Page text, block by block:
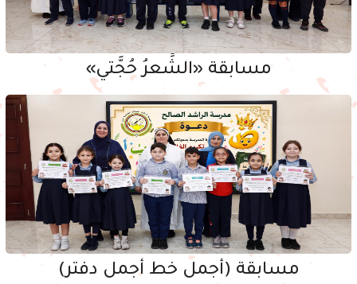
مسابقة «الشِّعرُ حُجَّتي»
مسابقة (أجمل خط أجمل دفتر)